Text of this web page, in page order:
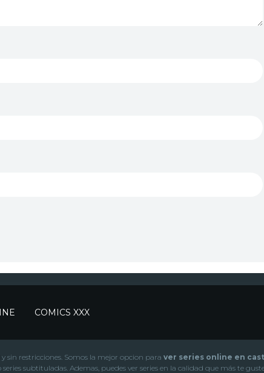
COMICS XXX
sin restricciones. Somos la mejor opcion para ver series online en
subtituladas. Ademas, puedes ver series en la calidad que más te